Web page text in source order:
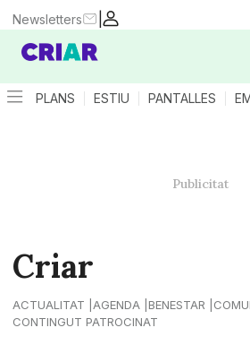
|
Newsletters
PLANS ESTIU PANTALLES
Criar
ACTUALITAT AGENDA BENESTAR
CONTINGUT PATROCINAT